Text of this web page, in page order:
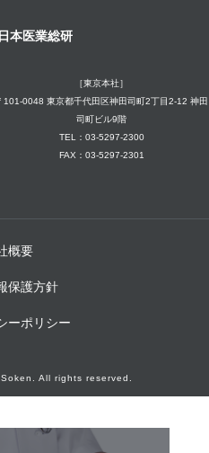
本医業総研
［東京本社］
101-0048 東京都千代田区神田司町2丁目2-12 神田
司町ビル9階
TEL：03-5297-2300
FAX：03-5297-2301
概要
保護方針
ーポリシー
All rights reserved.